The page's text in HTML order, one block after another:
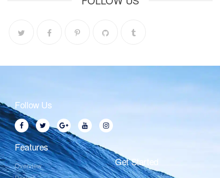
Follow Us
Features
Overview
Get Started